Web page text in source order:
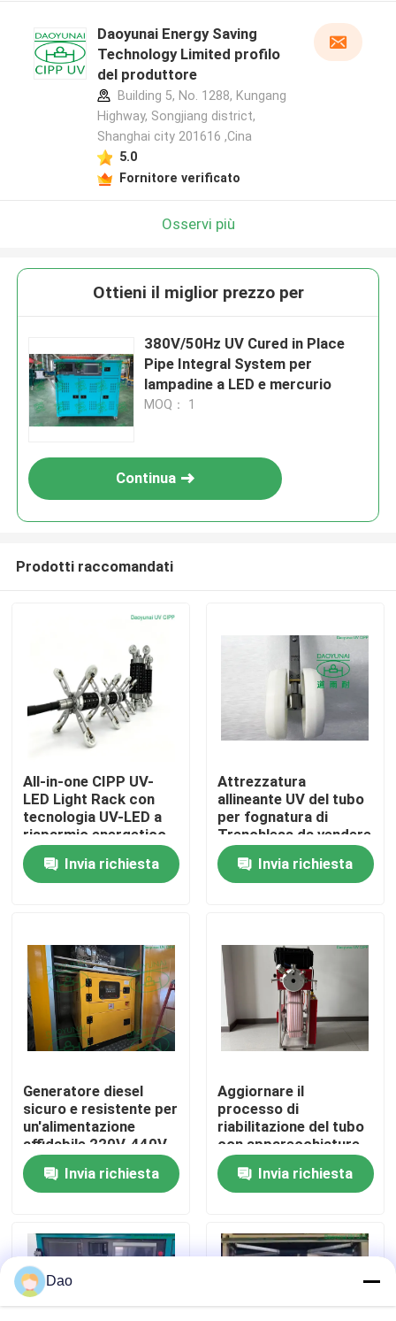
Lasciate un messaggio
Ti richiameremo presto!
Invia
Casa
Prodotti
Giro della fabbrica
Controllo di qualità
Contattici
Notizie
Attrezzatura UV di CIPP
CIPP curato UV
Daoyunai Energy Saving
Technology Limited profilo
del produttore
Building 5, No. 1288, Kungang
Highway, Songjiang district,
Shanghai city 201616 ,Cina
5.0
Fornitore verificato
Osservi più
Ottieni il miglior prezzo per
380V/50Hz UV Cured in Place
Pipe Integral System per
lampadine a LED e mercurio
MOQ： 1
Continua
Prodotti raccomandati
All-in-one CIPP UV-
LED Light Rack con
tecnologia UV-LED a
risparmio energetico,
controllo della
temperatura
intelligente e
riabilitazione di tubi
senza fossa
Invia richiesta
Attrezzatura
allineante UV del tubo
per fognatura di
Trenchless da vendere
lo scaffale della ruota
del faroInvia richiesta
Generatore diesel
sicuro e resistente per
un'alimentazione
affidabile 220V-440V
Invia richiesta
Aggiornare il
processo di
riabilitazione del tubo
con apparecchiature
CIPP UV durevoli
DN100/4 pollici
Invia richiesta
Dao